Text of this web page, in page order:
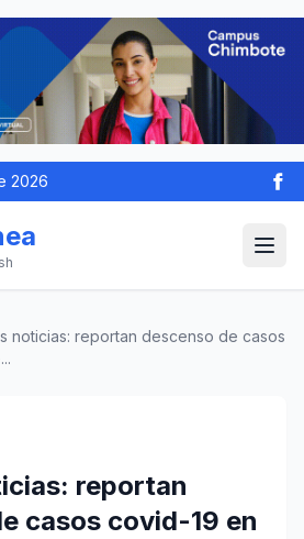
2026
noticias: reportan descenso de casos
reportan
casos covid-19 en